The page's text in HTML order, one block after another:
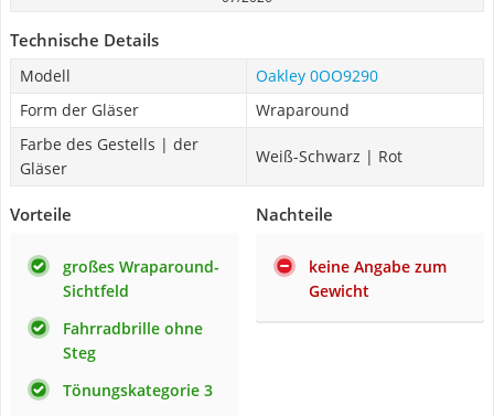
Technische Details
Modell
Oakley 0OO9290
Form der Gläser
Wraparound
Farbe des Gestells | der
Gläser
Weiß-Schwarz | Rot
Vorteile
großes Wraparound-
Sichtfeld
Fahrradbrille ohne
Steg
Tönungskategorie 3
Nachteile
keine Angabe zum
Gewicht